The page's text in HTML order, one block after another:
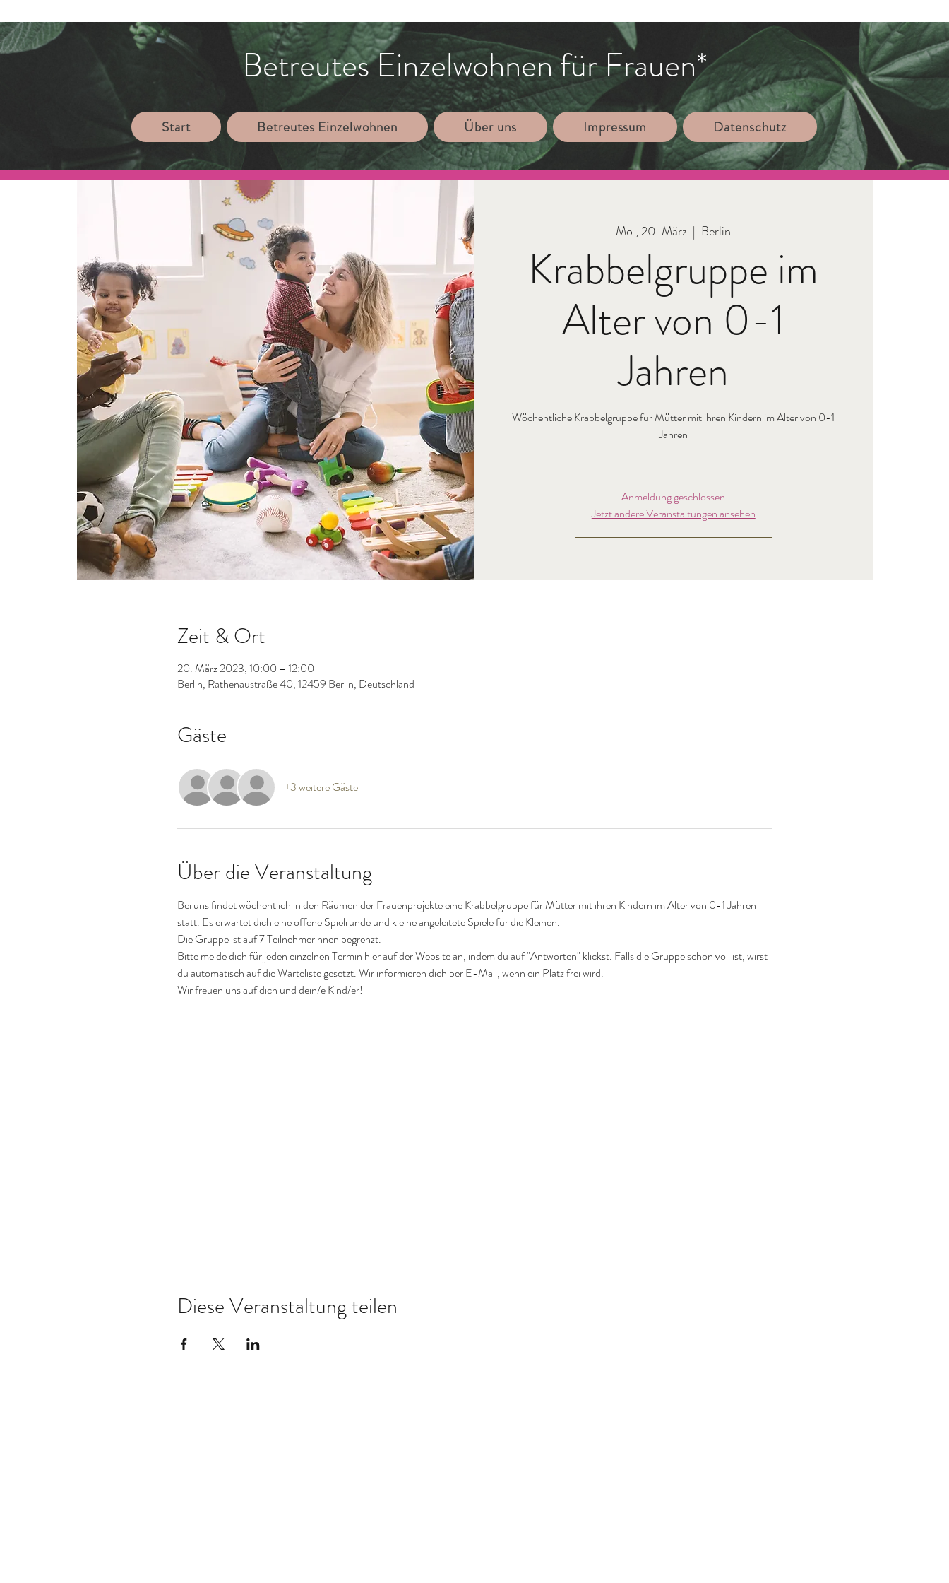
Betreutes Einzelwohnen für Frauen*
Start Betreutes Einzelwohnen Über uns Impressum Datenschutz
Mo., 20. März
  |
Berlin
Krabbelgruppe im
Alter von 0-1
Jahren
Wöchentliche Krabbelgruppe für Mütter mit ihren Kindern im Alter von 0-1
Jahren
Anmeldung geschlossen
Jetzt andere Veranstaltungen ansehen
Zeit & Ort
20. März 2023, 10:00 – 12:00
Berlin, Rathenaustraße 40, 12459 Berlin, Deutschland
Gäste
+3 weitere Gäste
Über die Veranstaltung
Bei uns findet wöchentlich in den Räumen der Frauenprojekte eine Krabbelgruppe für Mütter mit ihren Kindern im Alter von 0-1 Jahren
statt. Es erwartet dich eine offene Spielrunde und kleine angeleitete Spiele für die Kleinen.
Die Gruppe ist auf 7 Teilnehmerinnen begrenzt.
Bitte melde dich für jeden einzelnen Termin hier auf der Website an, indem du auf "Antworten" klickst. Falls die Gruppe schon voll ist, wirst
du automatisch auf die Warteliste gesetzt. Wir informieren dich per E-Mail, wenn ein Platz frei wird.
Wir freuen uns auf dich und dein/e Kind/er!
Diese Veranstaltung teilen